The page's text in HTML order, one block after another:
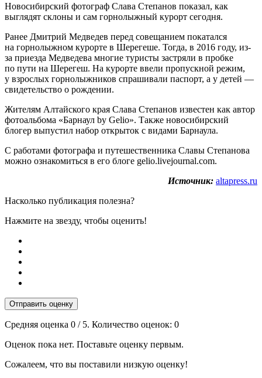
Новосибирский фотограф Слава Степанов показал, как
выглядят склоны и сам горнолыжный курорт сегодня.
Ранее Дмитрий Медведев перед совещанием покатался
на горнолыжном курорте в Шерегеше. Тогда, в 2016 году, из-
за приезда Медведева многие туристы застряли в пробке
по пути на Шерегеш. На курорте ввели пропускной режим,
у взрослых горнолыжников спрашивали паспорт, а у детей —
свидетельство о рождении.
Жителям Алтайского края Слава Степанов известен как автор
фотоальбома «Барнаул by Gelio». Также новосибирский
блогер выпустил набор открыток с видами Барнаула.
С работами фотографа и путешественника Славы Степанова
можно ознакомиться в его блоге gelio.livejournal.com.
Источник: altapress.ru
Насколько публикация полезна?
Нажмите на звезду, чтобы оценить!
Отправить оценку
Средняя оценка 0 / 5. Количество оценок: 0
Оценок пока нет. Поставьте оценку первым.
Сожалеем, что вы поставили низкую оценку!